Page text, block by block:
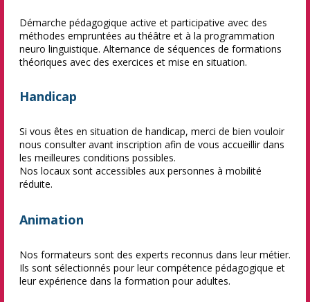
Démarche pédagogique active et participative avec des
méthodes empruntées au théâtre et à la programmation
neuro linguistique. Alternance de séquences de formations
théoriques avec des exercices et mise en situation.
Handicap
Si vous êtes en situation de handicap, merci de bien vouloir
nous consulter avant inscription afin de vous accueillir dans
les meilleures conditions possibles.
Nos locaux sont accessibles aux personnes à mobilité
réduite.
Animation
Nos formateurs sont des experts reconnus dans leur métier.
Ils sont sélectionnés pour leur compétence pédagogique et
leur expérience dans la formation pour adultes.